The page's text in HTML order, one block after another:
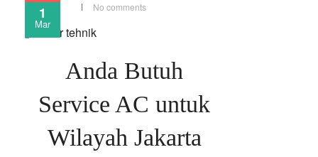
1
Mar
No comments
Anda Butuh
Service AC untuk
Wilayah Jakarta